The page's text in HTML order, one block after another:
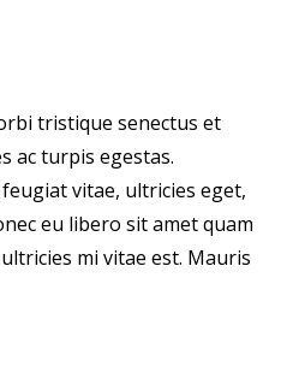
tristique senectus et
ac turpis egestas.
vitae, ultricies eget,
eu libero sit amet quam
mi vitae est. Mauris